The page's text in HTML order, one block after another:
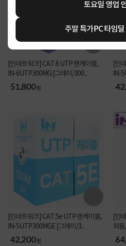
토요일 영업
주말 특가PC 타임딜
[인네트워크] CAT.6 UTP 랜케이블,
IN-6UTP300MG [그레이/300...
51,800원
[인
IN-
[인네트워크] CAT.5e UTP 랜케이블,
IN-5UTP300MGE [그레이/3...
42,200원
[인
외